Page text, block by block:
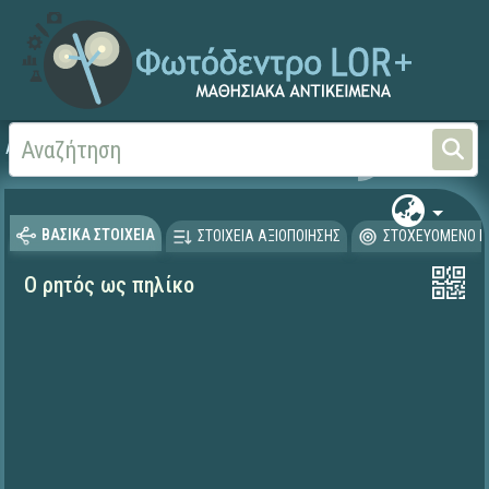
Αρχική ΕΡΓΑ ΙΤΥΕ 1996-2008
ΒΑΣΙΚΑ ΣΤΟΙΧΕΙΑ ΣΤΟΙΧΕΙΑ ΑΞΙΟΠΟΙΗΣΗΣ ΣΤΟΧΕΥΟΜΕΝΟ
Ο ρητός ως πηλίκο